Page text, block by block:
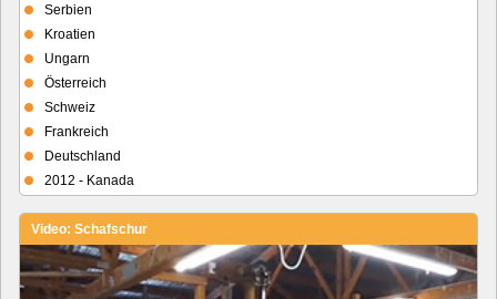
Serbien
Kroatien
Ungarn
Österreich
Schweiz
Frankreich
Deutschland
2012 - Kanada
Video: Schafschur